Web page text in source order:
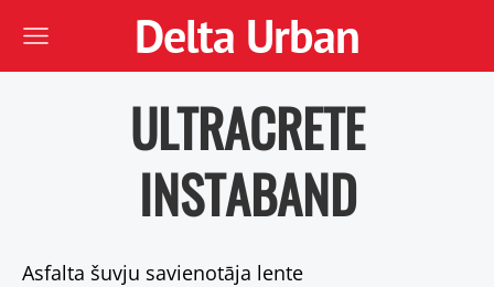
Delta Urban
ULTRACRETE
INSTABAND
Asfalta šuvju savienotāja lente